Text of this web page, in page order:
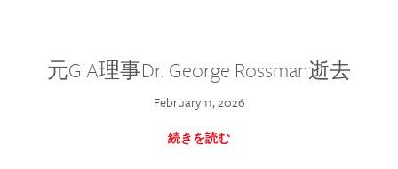
元GIA理事Dr. George Rossman逝去
February 11, 2026
続きを読む